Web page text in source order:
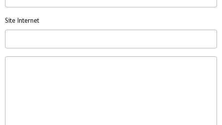
Site Internet